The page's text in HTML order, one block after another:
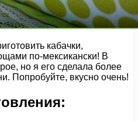
кабачки,
по-мексикански! В
но я его сделала более
Попробуйте, вкусно очень!